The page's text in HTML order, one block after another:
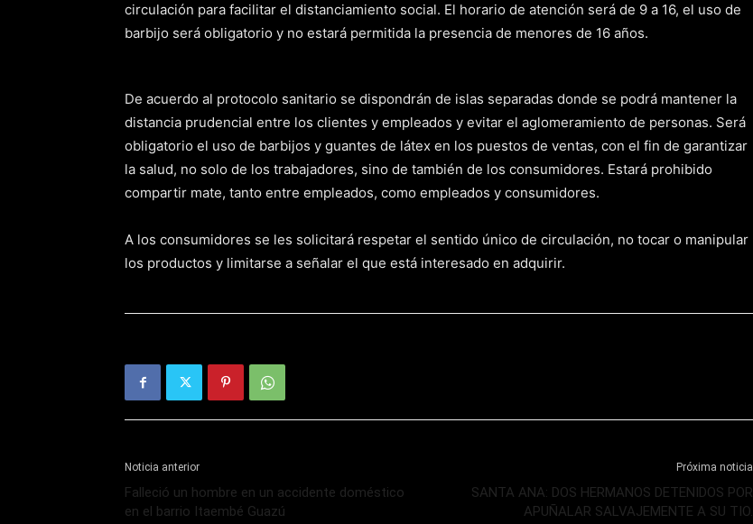
circulación para facilitar el distanciamiento social. El horario de atención será de 9 a 16, el uso de
barbijo será obligatorio y no estará permitida la presencia de menores de 16 años.
De acuerdo al protocolo sanitario se dispondrán de islas separadas donde se podrá mantener la
distancia prudencial entre los clientes y empleados y evitar el aglomeramiento de personas. Será
obligatorio el uso de barbijos y guantes de látex en los puestos de ventas, con el fin de garantizar
la salud, no solo de los trabajadores, sino de también de los consumidores. Estará prohibido
compartir mate, tanto entre empleados, como empleados y consumidores.
A los consumidores se les solicitará respetar el sentido único de circulación, no tocar o manipular
los productos y limitarse a señalar el que está interesado en adquirir.
Noticia anterior
Falleció un hombre en un accidente doméstico
en el barrio Itaembé Guazú
Próxima noticia
SANTA ANA: DOS HERMANOS DETENIDOS POR
APUÑALAR SALVAJEMENTE A SU TIO.